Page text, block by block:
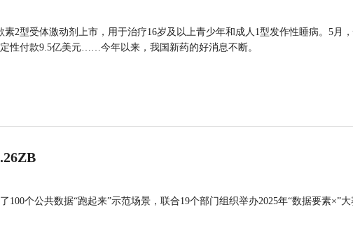
2型受体激动剂上市，用于治疗16岁及以上青少年和成人1型发作性睡病。5月
性付款9.5亿美元……今年以来，我国新药的好消息不断。
100个公共数据“跑起来”示范场景，联合19个部门组织举办2025年“数据要素×”大